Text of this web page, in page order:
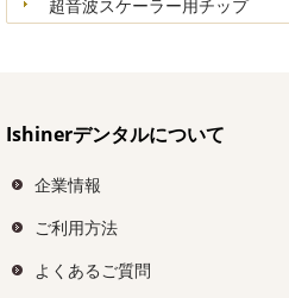
超音波スケーラー用チップ
Ishinerデンタルについて
企業情報
ご利用方法
よくあるご質問